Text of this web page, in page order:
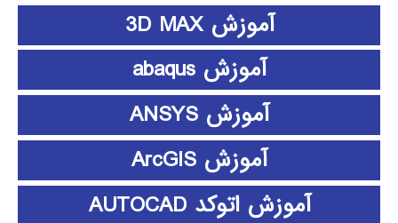
آموزش 3D MAX
آموزش abaqus
آموزش ANSYS
آموزش ArcGIS
آموزش اتوکد AUTOCAD